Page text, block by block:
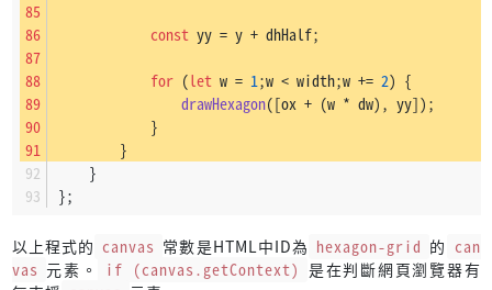
const yy = y + dhHalf;
for (let w = 1 ;w < width;w += 2) {
drawHexagon([ox + (w * dw), yy]);
            }
        }
    }
};
以上程式的 canvas 常數是HTML中ID為 hexagon-grid 的 can
vas 元素。 if (canvas.getContext) 是在判斷網頁瀏覽器有